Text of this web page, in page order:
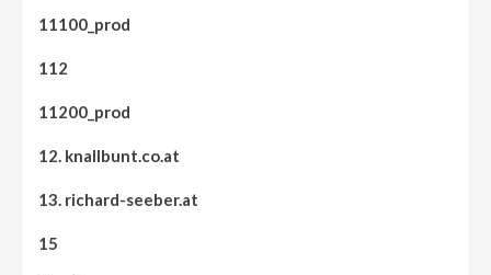
11100_prod
112
11200_prod
12. knallbunt.co.at
13. richard-seeber.at
15